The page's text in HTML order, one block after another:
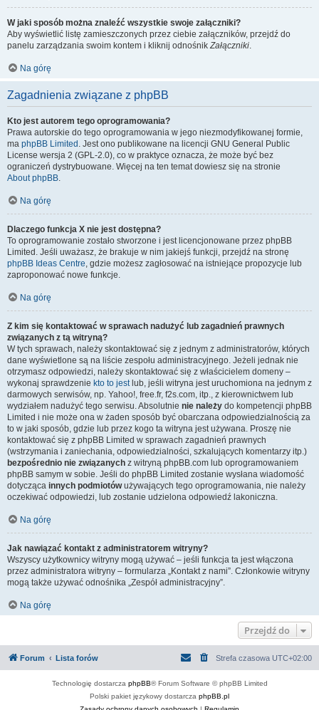
W jaki sposób można znaleźć wszystkie swoje załączniki?
Aby wyświetlić listę zamieszczonych przez ciebie załączników, przejdź do
panelu zarządzania swoim kontem i kliknij odnośnikZałączniki.
Na górę
Zagadnienia związane z phpBB
Kto jest autorem tego oprogramowania?
Prawa autorskie do tego oprogramowania w jego niezmodyfikowanej formie,
ma phpBB Limited . Jest ono publikowane na licencji GNU General Public
License wersja 2 (GPL-2.0), co w praktyce oznacza, że może być bez
ograniczeń dystrybuowane. Więcej na ten temat dowiesz się na stronie
About phpBB.
Na górę
Dlaczego funkcja X nie jest dostępna?
To oprogramowanie zostało stworzone i jest licencjonowane przez phpBB
Limited. Jeśli uważasz, że brakuje w nim jakiejś funkcji, przejdź na stronę
phpBB Ideas Centre, gdzie możesz zagłosować na istniejące propozycje lub
zaproponować nowe funkcje.
Na górę
Z kim się kontaktować w sprawach nadużyć lub zagadnień prawnych
związanych z tą witryną?
W tych sprawach, należy skontaktować się z jednym z administratorów, których
dane wyświetlone są na liście zespołu administracyjnego. Jeżeli jednak nie
otrzymasz odpowiedzi, należy skontaktować się z właścicielem domeny –
wykonaj sprawdzenie kto to jestlub, jeśli witryna jest uruchomiona na jednym z
darmowych serwisów, np. Yahoo!, free.fr, f2s.com, itp., z kierownictwem lub
wydziałem nadużyć tego serwisu. Absolutnie nie należy do kompetencji phpBB
Limited i nie może ona w żaden sposób być obarczana odpowiedzialnością za
to w jaki sposób, gdzie lub przez kogo ta witryna jest używana. Proszę nie
kontaktować się z phpBB Limited w sprawach zagadnień prawnych
(wstrzymania i zaniechania, odpowiedzialności, szkalujących komentarzy itp.)
bezpośrednio nie związanych z witryną phpBB.com lub oprogramowaniem
phpBB samym w sobie. Jeśli do phpBB Limited zostanie wysłana wiadomość
dotycząca innych podmiotówużywających tego oprogramowania, nie należy
oczekiwać odpowiedzi, lub zostanie udzielona odpowiedź lakoniczna.
Na górę
Jak nawiązać kontakt z administratorem witryny?
Wszyscy użytkownicy witryny mogą używać – jeśli funkcja ta jest włączona
przez administratora witryny – formularza „Kontakt z nami”. Członkowie witryny
mogą także używać odnośnika „Zespół administracyjny”.
Na górę
Przejdź do
Forum Lista forów Strefa czasowa UTC+02:00
Technologię dostarcza phpBB® Forum Software © phpBB Limited
Polski pakiet językowy dostarcza phpBB.pl